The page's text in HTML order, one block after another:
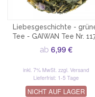
Liebesgeschichte -
Tee - GAIWAN Tee Nr.
ab6,99 €
inkl. 7% MwSt.zzgl. Versand
Lieferfrist: 1-5 Tage
NICHT AUF LAGER